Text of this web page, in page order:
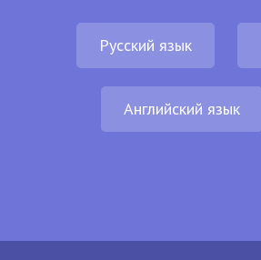
Русский язык
Английский язык